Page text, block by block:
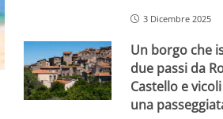
3 Dicembre 2025
Un borgo che
due passi da
Castello e
una